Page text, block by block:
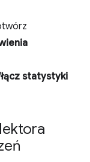
statystyki